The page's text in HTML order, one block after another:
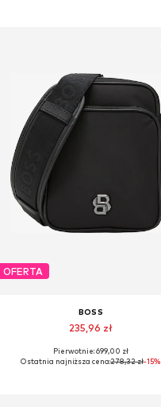
OFERTA
BOSS
235,96 zł
Dostępne rozmiary: One Size
Pierwotnie: 699,00 zł
Ostatnia najniższa cena:278,32 zł-15%